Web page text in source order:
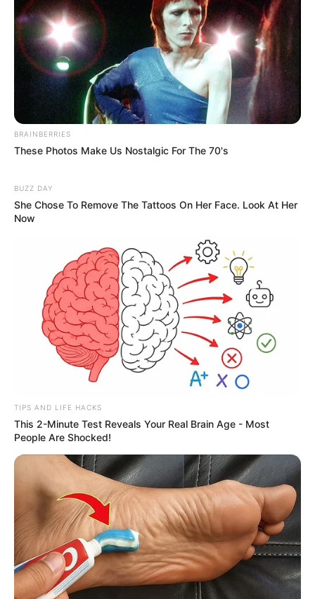
BRAINBERRIES
These Photos Make Us Nostalgic For The 70's
BUZZ DAY
She Chose To Remove The Tattoos On Her Face. Look At Her
Now
TIPS AND LIFE HACKS
This 2-Minute Test Reveals Your Real Brain Age - Most
People Are Shocked!